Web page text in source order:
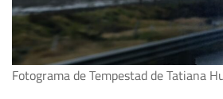
Fotograma de Tempestad de Tatiana